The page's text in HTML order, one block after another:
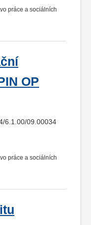
práce a sociálních
OP
6.1.00/09.00034
práce a sociálních